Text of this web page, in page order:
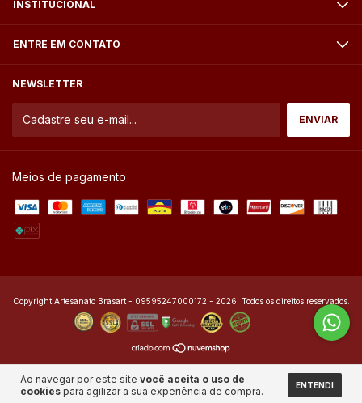
Ao navegar por este site você aceita o uso de
cookies para agilizar a sua experiência de compra. ENTENDI
INSTITUCIONAL
ENTRE EM CONTATO
NEWSLETTER
Meios de pagamento
Copyright Artesanato Brasart - 09595247000172 - 2026. Todos os direitos reservados.